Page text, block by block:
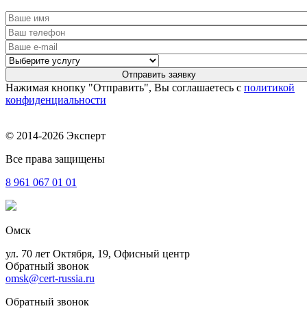
Нажимая кнопку "Отправить", Вы соглашаетесь с политикой
конфиденциальности
© 2014-2026 Эксперт
Все права защищены
8 961 067 01 01
Омск
ул. 70 лет Октября, 19, Офисный центр
Обратный звонок
omsk@cert-russia.ru
Обратный звонок